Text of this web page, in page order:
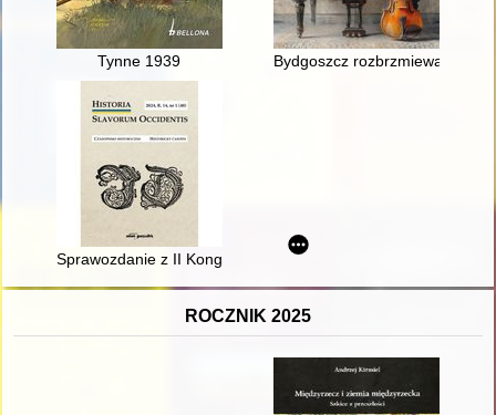
Tynne 1939 Bydgoszcz rozbrzmiewa
Sprawozdanie z II Kongresu Czechoznawstwa Polskiego i
ROCZNIK 2025